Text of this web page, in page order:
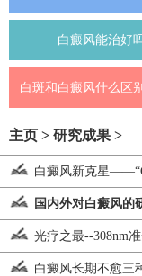
白癜风能治好
白斑和白癜风什么区
主页 > 研究成果 >
白癜风新克星
国内外对白癜风的
光疗之最--308nm
白癜风长期不愈三